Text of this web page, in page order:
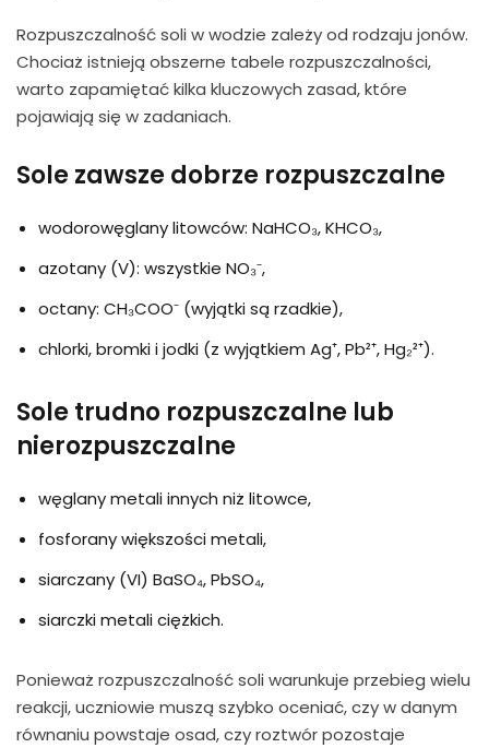
Rozpuszczalność soli w wodzie zależy od rodzaju jonów.
Chociaż istnieją obszerne tabele rozpuszczalności,
warto zapamiętać kilka kluczowych zasad, które
pojawiają się w zadaniach.
Sole zawsze dobrze rozpuszczalne
wodorowęglany litowców: NaHCO₃, KHCO₃,
azotany (V): wszystkie NO₃⁻,
octany: CH₃COO⁻ (wyjątki są rzadkie),
chlorki, bromki i jodki (z wyjątkiem Ag⁺, Pb²⁺, Hg₂²⁺).
Sole trudno rozpuszczalne lub
nierozpuszczalne
węglany metali innych niż litowce,
fosforany większości metali,
siarczany (VI) BaSO₄, PbSO₄,
siarczki metali ciężkich.
Ponieważ rozpuszczalność soli warunkuje przebieg wielu
reakcji, uczniowie muszą szybko oceniać, czy w danym
równaniu powstaje osad, czy roztwór pozostaje